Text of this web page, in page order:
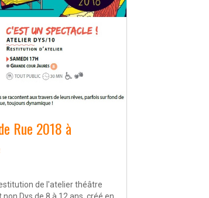
Rue 2018 à
de l'atelier théâtre
Dys de 8 à 12 ans, créé en